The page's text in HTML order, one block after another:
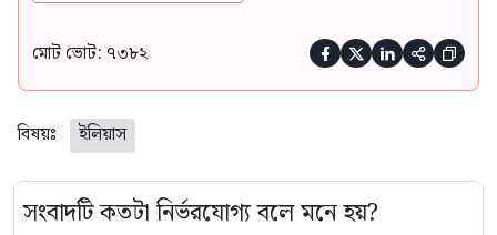
মোট ভোট: ৭৩৮২     
বিষয়ঃ ইলিয়াস
সংবাদটি কতটা নির্ভরযোগ্য বলে মনে হয়?